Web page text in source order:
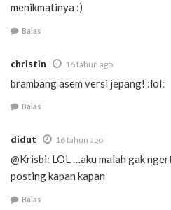
menikmatinya :)
Balas
christin 16 tahun ago
brambang asem versi jepang! :lol:
Balas
didut 16 tahun ago
@Krisbi: LOL …aku malah gak
posting kapan kapan
Balas